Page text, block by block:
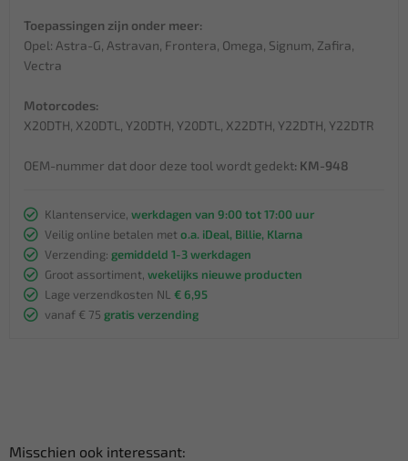
Toepassingen zijn onder meer:
Opel: Astra-G, Astravan, Frontera, Omega, Signum, Zafira,
Vectra
Motorcodes:
X20DTH, X20DTL, Y20DTH, Y20DTL, X22DTH, Y22DTH, Y22DTR
OEM-nummer dat door deze tool wordt gedekt: KM-948
Klantenservice, werkdagen van 9:00 tot 17:00 uur
Veilig online betalen met o.a. iDeal, Billie, Klarna
Verzending: gemiddeld 1-3 werkdagen
Groot assortiment, wekelijks nieuwe producten
Lage verzendkosten NL € 6,95
vanaf € 75 gratis verzending
Misschien ook interessant: